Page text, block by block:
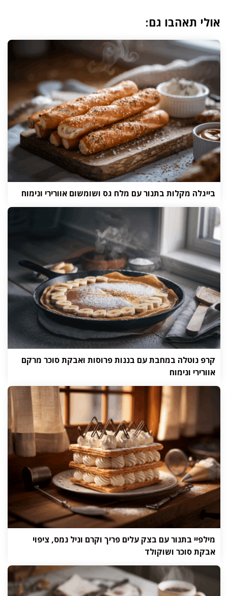
אולי תאהבו גם:
בייגלה מקלות בתנור עם מלח גס ושומשום אוורירי ונימוח
קרפ נוטלה במחבת עם בננות פרוסות ואבקת סוכר מרקם
אוורירי ונימוח
מילפיי בתנור עם בצק עלים פריך וקרם וניל נמס, ציפוי
אבקת סוכר ושוקולד